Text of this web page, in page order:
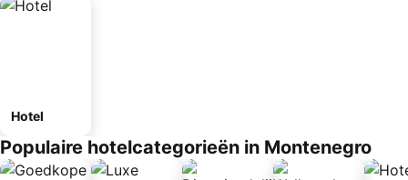
Hotel
Populaire hotelcategorieën in Montenegro